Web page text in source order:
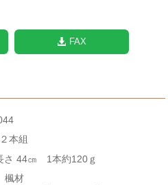
FAX
本組
さ 44㎝ 1本約120ｇ
楓材